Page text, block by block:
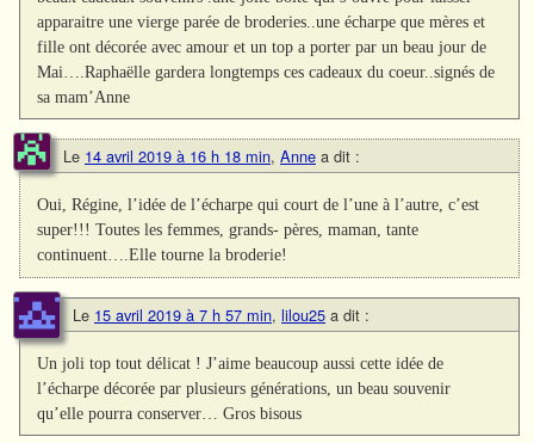
apparaitre une vierge parée de broderies..une écharpe que mères et
fille ont décorée avec amour et un top a porter par un beau jour de
Mai….Raphaëlle gardera longtemps ces cadeaux du coeur..signés de
sa mam’Anne
Le 14 avril 2019 à 16 h 18 min, Anne a dit :
Oui, Régine, l’idée de l’écharpe qui court de l’une à l’autre, c’est
super!!! Toutes les femmes, grands- pères, maman, tante
continuent….Elle tourne la broderie!
Le 15 avril 2019 à 7 h 57 min, lilou25 a dit :
Un joli top tout délicat ! J’aime beaucoup aussi cette idée de
l’écharpe décorée par plusieurs générations, un beau souvenir
qu’elle pourra conserver… Gros bisous